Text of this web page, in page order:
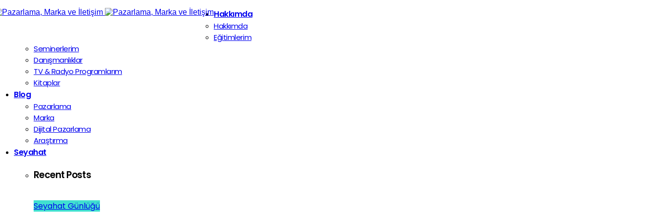
Hakkımda
Hakkımda
Eğitimlerim
Seminerlerim
Danışmanlıklar
TV & Radyo Programlarım
Kitaplar
Blog
Pazarlama
Marka
Dijital Pazarlama
Araştırma
Seyahat
Recent Posts
Seyahat Günlüğü